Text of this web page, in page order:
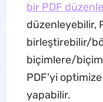
bir PDF
düzenleyebilir,
birleştirebilir/
biçimlere/
PDF'yi optimize
yapabilir.